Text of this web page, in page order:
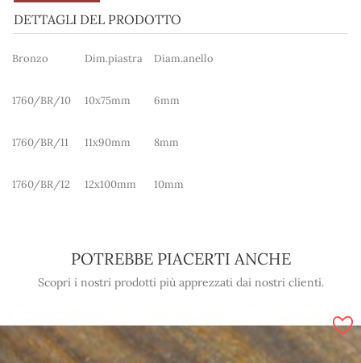
DETTAGLI DEL PRODOTTO
Bronzo Dim.piastra Diam.anello
1760/BR/10 10x75mm 6mm
1760/BR/11 11x90mm 8mm
1760/BR/12 12x100mm 10mm
POTREBBE PIACERTI ANCHE
Scopri i nostri prodotti più apprezzati dai nostri clienti.